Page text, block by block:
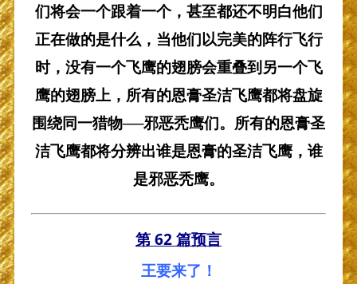
们将会一个跟着一个，甚至都还不明白他们
正在做的是什么，当他们以完美的阵行飞行
时，没有一个飞鹰的翅膀会重叠到另一个飞
鹰的翅膀上，所有的恩膏圣洁飞鹰都将盘旋
围绕同一猎物──邪恶秃鹰们。所有的恩膏圣
洁飞鹰都将分辨出谁是恩膏的圣洁飞鹰，谁
是邪恶秃鹰。
第 62 篇预言
王要来了！